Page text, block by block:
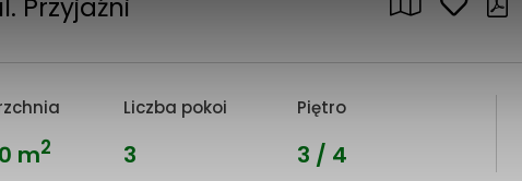
Przyjaźni
m2
Liczba pokoi
3
Piętro
3 / 4